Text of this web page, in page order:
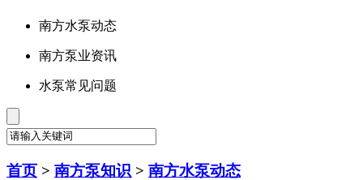
南方水泵动态
南方泵业资讯
水泵常见问题
首页 > 南方泵知识 > 南方水泵动态